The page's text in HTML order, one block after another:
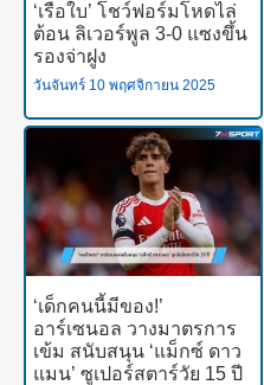
‘เรือใบ’ โชว์ฟอร์มโหดไล่
ต้อน ลิเวอร์พูล 3-0 แซงขึ้น
รองจ่าฝูง
วันจันทร์ 10 พฤศจิกายน 2025
‘เด็กคนนี้มีของ!’
อาร์เซนอล วางมาตรการ
เข้ม สนับสนุน ‘แม็กซ์ ดาว
แมน’ ซูเปอร์สตาร์วัย 15 ปี